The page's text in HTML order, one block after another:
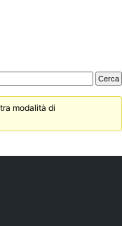
modalità di